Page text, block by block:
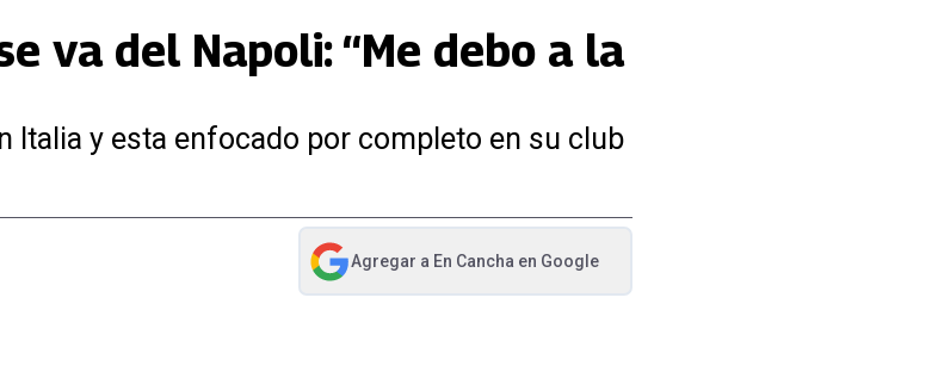
va del Napoli: “Me debo a la
Italia y esta enfocado por completo en su club
Agregar a En Cancha en Google
abre en nueva pestaña